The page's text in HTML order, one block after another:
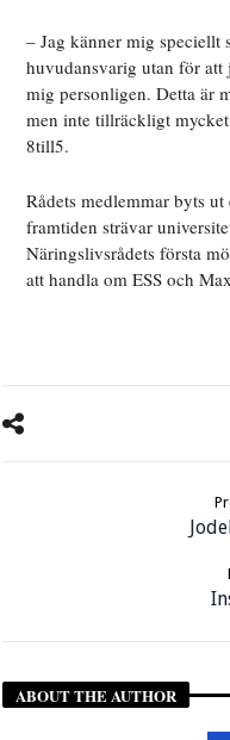
– Jag känner mig
huvudansvarig utan för
mig personligen. Detta är
men inte tillräckligt
8till5.
Rådets medlemmar byts
framtiden strävar
Näringslivsrådets första
att handla om ESS och
ABOUT THE AUTHOR